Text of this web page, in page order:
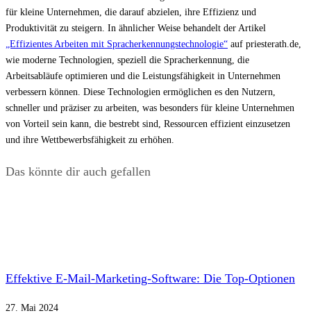
für kleine Unternehmen, die darauf abzielen, ihre Effizienz und
Produktivität zu steigern. In ähnlicher Weise behandelt der Artikel
„Effizientes Arbeiten mit Spracherkennungstechnologie“ auf priesterath.de,
wie moderne Technologien, speziell die Spracherkennung, die
Arbeitsabläufe optimieren und die Leistungsfähigkeit in Unternehmen
verbessern können. Diese Technologien ermöglichen es den Nutzern,
schneller und präziser zu arbeiten, was besonders für kleine Unternehmen
von Vorteil sein kann, die bestrebt sind, Ressourcen effizient einzusetzen
und ihre Wettbewerbsfähigkeit zu erhöhen.
Das könnte dir auch gefallen
Effektive E-Mail-Marketing-Software: Die Top-Optionen
27. Mai 2024